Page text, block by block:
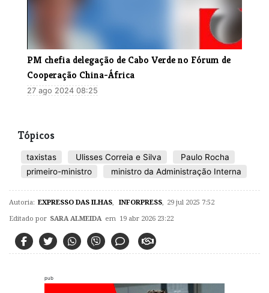
PM chefia delegação de Cabo Verde no Fórum de
Cooperação China-África
27 ago 2024 08:25
Tópicos
taxistas Ulisses Correia e Silva
Paulo Rocha
primeiro-ministro
ministro da Administração Interna
Autoria: EXPRESSO DAS ILHAS INFORPRESS 29 jul 2025 7:52
Editado por SARA ALMEIDA em 19 abr 2026 23:22
pub